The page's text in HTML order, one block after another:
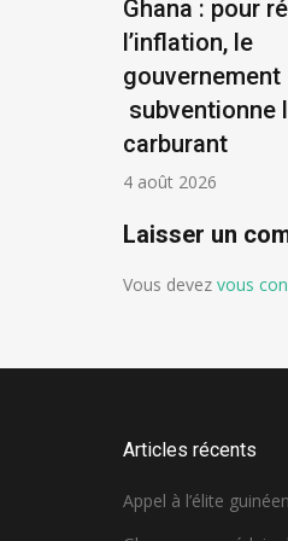
Ghana : pour
l’inflation, le
gouvernement
subventionne
carburant
4 août 2026
Laisser un
Vous devez vous
Articles récents
Appel à l’élite